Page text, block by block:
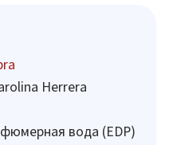
Herrera
вода (EDP)